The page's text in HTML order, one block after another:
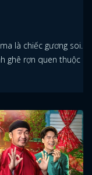
là chiếc gương soi.
ghê rợn quen thuộc